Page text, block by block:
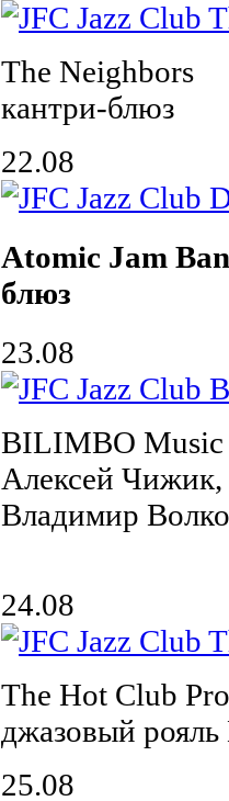
The Neighbors
кантри-блюз
22.08
Atomic Jam
блюз
23.08
BILIMBO Music
Алексей Чижик,
Владимир
24.08
The Hot Club
джазовый
25.08